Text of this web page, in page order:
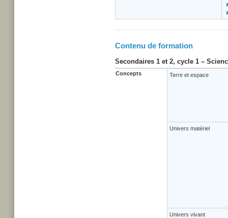
Contenu de formation
Secondaires 1 et 2, cycle 1 –
Concepts Terre et espace
Univers matériel
Univers vivant